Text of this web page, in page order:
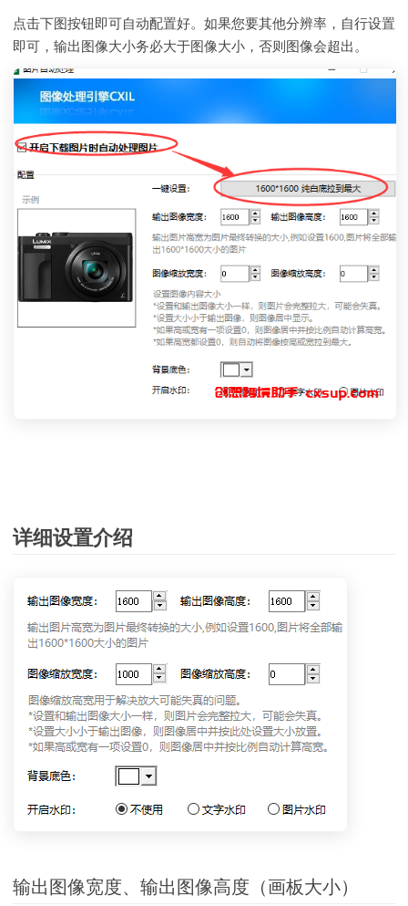
点击下图按钮即可自动配置好。如果您要其他分辨率，自行设置
即可，输出图像大小务必大于图像大小，否则图像会超出。
详细设置介绍
输出图像宽度、输出图像高度（画板大小）